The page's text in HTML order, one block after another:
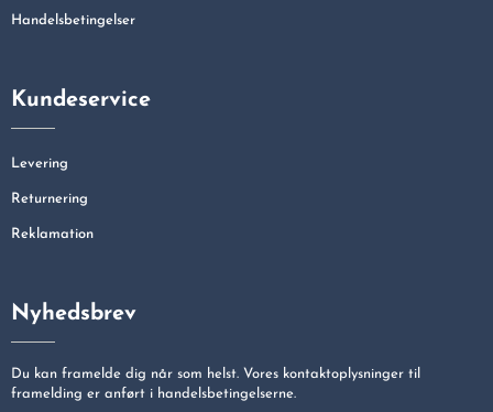
Handelsbetingelser
Kundeservice
Levering
Returnering
Reklamation
Nyhedsbrev
Du kan framelde dig når som helst. Vores kontaktoplysninger til
framelding er anført i handelsbetingelserne.